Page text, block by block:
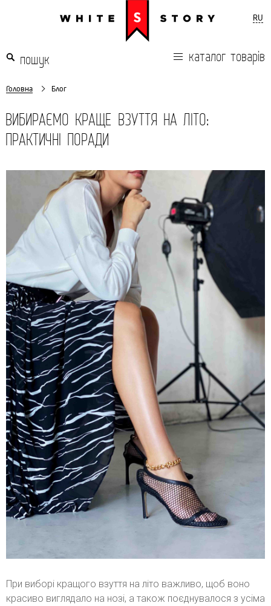
RU
каталог товарів
Головна Блог
ВИБИРАЄМО КРАЩЕ ВЗУТТЯ НА ЛІТО:
ПРАКТИЧНІ ПОРАДИ
При виборі кращого взуття на літо важливо, щоб воно
красиво виглядало на нозі, а також поєднувалося з усіма